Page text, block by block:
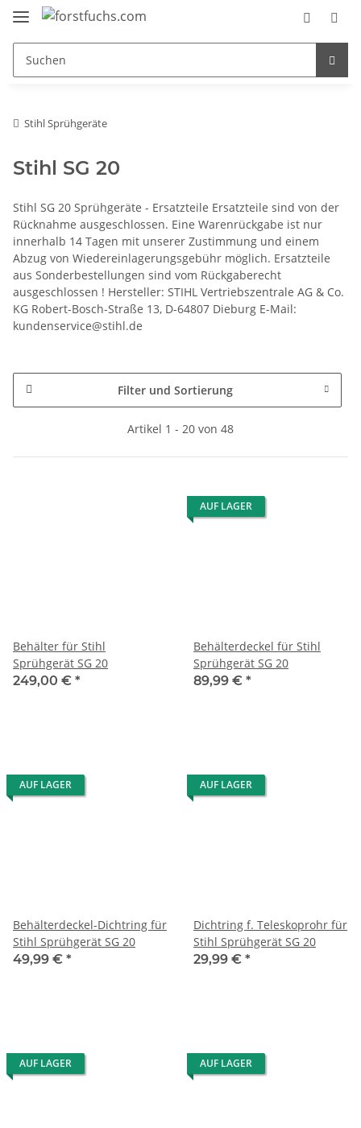
Stihl Sprühgeräte
Stihl SG 20
Stihl SG 20 Sprühgeräte - Ersatzteile Ersatzteile sind von der
Rücknahme ausgeschlossen. Eine Warenrückgabe ist nur
innerhalb 14 Tagen mit unserer Zustimmung und einem
Abzug von Wiedereinlagerungsgebühr möglich. Ersatzteile
aus Sonderbestellungen sind vom Rückgaberecht
ausgeschlossen ! Hersteller: STIHL Vertriebszentrale AG & Co.
KG Robert-Bosch-Straße 13, D-64807 Dieburg E-Mail:
kundenservice@stihl.de
Filter und Sortierung
Artikel 1 - 20 von 48
Behälter für Stihl
Sprühgerät SG 20
249,00 € *
AUF LAGER
Behälterdeckel für Stihl
Sprühgerät SG 20
89,99 € *
AUF LAGER
Behälterdeckel-Dichtring für
Stihl Sprühgerät SG 20
49,99 € *
AUF LAGER
Dichtring f. Teleskoprohr für
Stihl Sprühgerät SG 20
29,99 € *
AUF LAGER AUF LAGER